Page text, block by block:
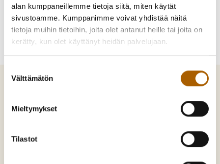
alan kumppaneillemme tietoja siitä, miten käytät
sivustoamme. Kumppanimme voivat yhdistää näitä
tietoja muihin tietoihin, joita olet antanut heille tai joita on
kerätty, kun olet käyttänyt heidän palvelujaan.
valinta
Välttämätön
Mieltymykset
TilastotTyrnävä. Mukavamman arjen kotikunta